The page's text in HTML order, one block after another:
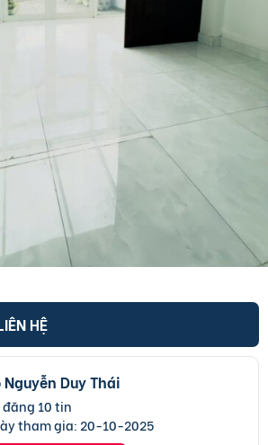
HỆ
Duy Thái
10 tin
tham gia: 20-10-2025